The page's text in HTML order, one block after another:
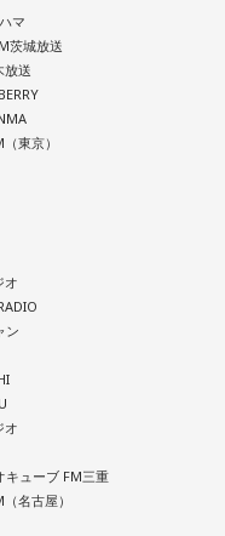
マ
茨城放送
放送
東京）
オ
ン
オ
キューブ FM三重
名古屋）